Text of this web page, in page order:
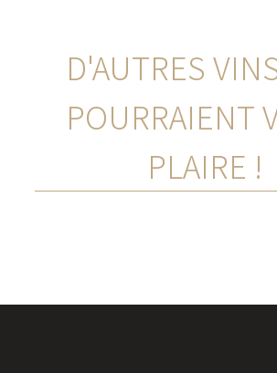
D'AUTRES
POURRAIENT
PLAIRE !